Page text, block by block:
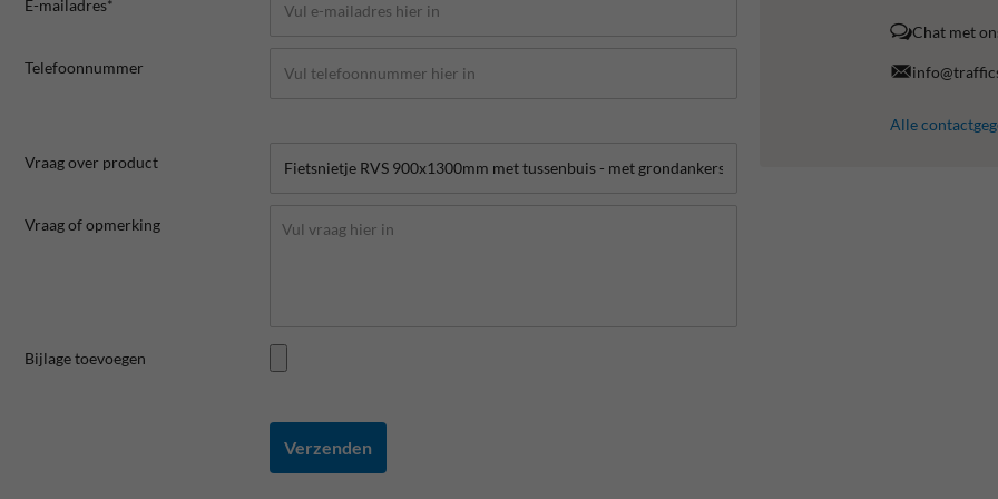
E-mailadres*
Telefoonnummer
Vraag over product
Vraag of opmerking
Bijlage toevoegen
Verzenden
Chat met
Alle